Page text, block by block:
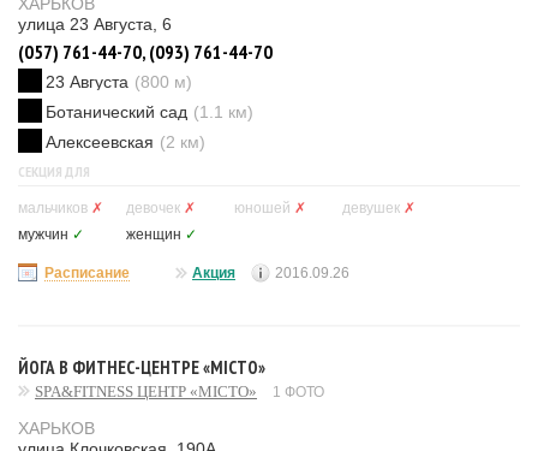
улица 23 Августа, 6
(057) 761-44-70, (093) 761-44-70
23 Августа (800 м)
Ботанический сад (1.1 км)
Алексеевская (2 км)
СЕКЦИЯ ДЛЯ
мальчиков ✗ девочек ✗ юношей ✗ девушек ✗
мужчин ✓ женщин ✓
Расписание Акция 2016.09.26
ЙОГА В ФИТНЕС-ЦЕНТРЕ «МIСТО»
SPA&FITNESS ЦЕНТР «МIСТО» 1 ФОТО
ХАРЬКОВ